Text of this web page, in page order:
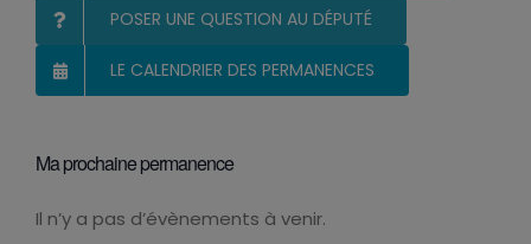
POSER UNE QUESTION AU DÉPUTÉ
LE CALENDRIER DES PERMANENCES
Ma prochaine permanence
Notice
Il n’y a pas d’évènements à venir.